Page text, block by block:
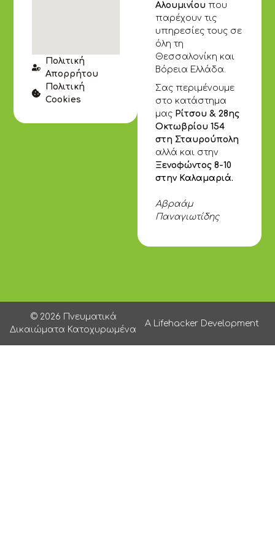
Αλουμινίου που
παρέχουν τις
υπηρεσίες τους σε
όλη τη
Θεσσαλονίκη και
Βόρεια Ελλάδα.
Σας περιμένουμε
στο κατάστημα
μας Ρίτσου & 28ης
Οκτωβρίου 154
στη Σταυρούπολη
αλλά και στην
Ξενοφώντος 8-10
στην Καλαμαριά.
Αβραάμ
Παναγιωτίδης
Πολιτική
Απορρήτου
Πολιτική
Cookies
© 2026 Πνευματικά
Δικαιώματα Κατοχυρωμένα
A Lifehacker Development